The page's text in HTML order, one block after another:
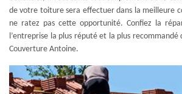
de votre toiture sera effectuer dans la meilleure
ne ratez pas cette opportunité. Confiez la
l’entreprise la plus réputé et la plus recommandé
Couverture Antoine.